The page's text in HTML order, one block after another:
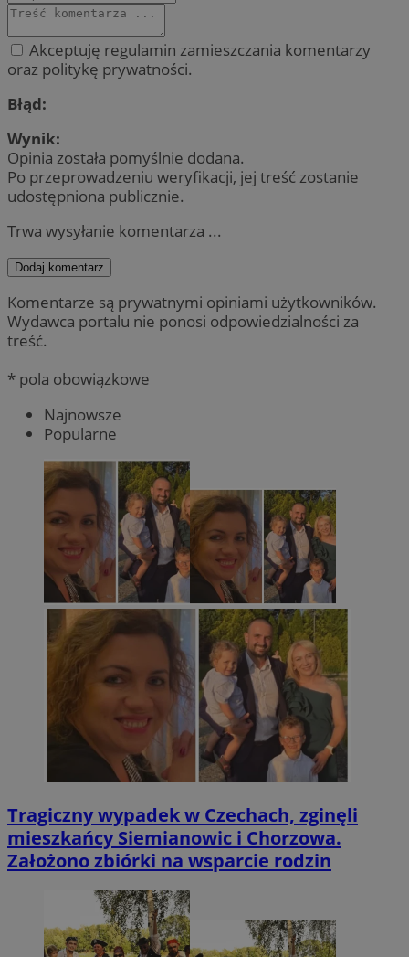
Akceptuję regulamin zamieszczania komentarzy
oraz politykę prywatności.
Błąd:
Wynik:
Opinia została pomyślnie dodana.
Po przeprowadzeniu weryfikacji, jej treść zostanie
udostępniona publicznie.
Trwa wysyłanie komentarza ...
Dodaj komentarz
Komentarze są prywatnymi opiniami użytkowników.
Wydawca portalu nie ponosi odpowiedzialności za
treść.
* pola obowiązkowe
Najnowsze
Popularne
Tragiczny wypadek w Czechach, zginęli
mieszkańcy Siemianowic i Chorzowa.
Założono zbiórki na wsparcie rodzin